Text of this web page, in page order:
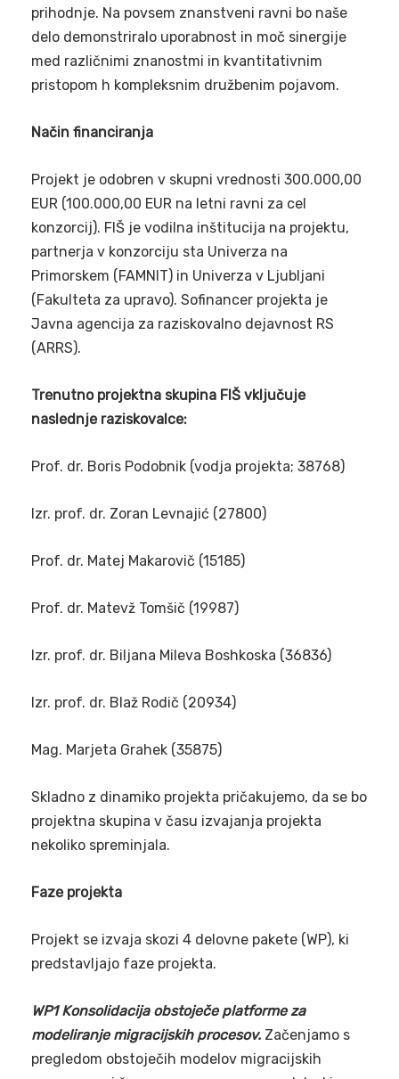
prihodnje. Na povsem znanstveni ravni bo naše
delo demonstriralo uporabnost in moč sinergije
med različnimi znanostmi in kvantitativnim
pristopom h kompleksnim družbenim pojavom.
Način financiranja
Projekt je odobren v skupni vrednosti 300.000,00
EUR (100.000,00 EUR na letni ravni za cel
konzorcij). FIŠ je vodilna inštitucija na projektu,
partnerja v konzorciju sta Univerza na
Primorskem (FAMNIT) in Univerza v Ljubljani
(Fakulteta za upravo). Sofinancer projekta je
Javna agencija za raziskovalno dejavnost RS
(ARRS).
Trenutno projektna skupina FIŠ vključuje
naslednje raziskovalce:
Prof. dr. Boris Podobnik (vodja projekta; 38768)
Izr. prof. dr. Zoran Levnajić (27800)
Prof. dr. Matej Makarovič (15185)
Prof. dr. Matevž Tomšič (19987)
Izr. prof. dr. Biljana Mileva Boshkoska (36836)
Izr. prof. dr. Blaž Rodič (20934)
Mag. Marjeta Grahek (35875)
Skladno z dinamiko projekta pričakujemo, da se bo
projektna skupina v času izvajanja projekta
nekoliko spreminjala.
Faze projekta
Projekt se izvaja skozi 4 delovne pakete (WP), ki
predstavljajo faze projekta.
WP1 Konsolidacija obstoječe platforme za
modeliranje migracijskih procesov. Začenjamo s
pregledom obstoječih modelov migracijskih